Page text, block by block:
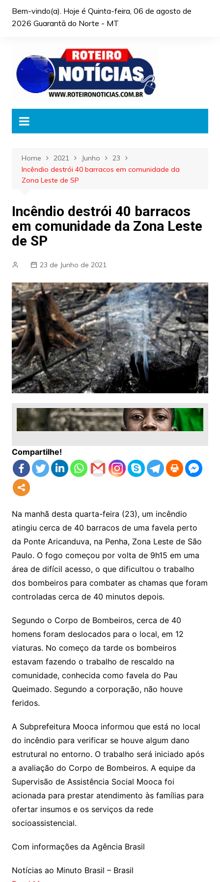
Bem-vindo(a). Hoje é Quinta-feira, 06 de agosto de
2026 Guarantã do Norte - MT
Home 2021 Junho
23
Incêndio destrói 40 barracos em comunidade da
Zona Leste de SP
Incêndio destrói 40 barracos
em comunidade da Zona Leste
de SP
23 de Junho de 2021
Compartilhe!
Na manhã desta quarta-feira (23), um incêndio
atingiu cerca de 40 barracos de uma favela perto
da Ponte Aricanduva, na Penha, Zona Leste de São
Paulo. O fogo começou por volta de 9h15 em uma
área de difícil acesso, o que dificultou o trabalho
dos bombeiros para combater as chamas que foram
controladas cerca de 40 minutos depois.
Segundo o Corpo de Bombeiros, cerca de 40
homens foram deslocados para o local, em 12
viaturas. No começo da tarde os bombeiros
estavam fazendo o trabalho de rescaldo na
comunidade, conhecida como favela do Pau
Queimado. Segundo a corporação, não houve
feridos.
A Subprefeitura Mooca informou que está no local
do incêndio para verificar se houve algum dano
estrutural no entorno. O trabalho será iniciado após
a avaliação do Corpo de Bombeiros. A equipe da
Supervisão de Assistência Social Mooca foi
acionada para prestar atendimento às famílias para
ofertar insumos e os serviços da rede
socioassistencial.
Com informações da Agência Brasil
Notícias ao Minuto Brasil – Brasil